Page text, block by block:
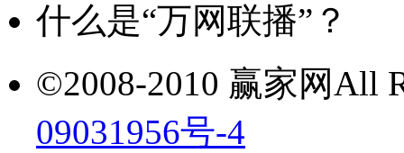
什么是“万网联播”？
©2008-2010 赢家网All
09031956号-4